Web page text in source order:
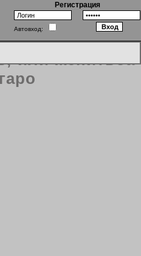
Регистрация
Автовход:
или женитьба